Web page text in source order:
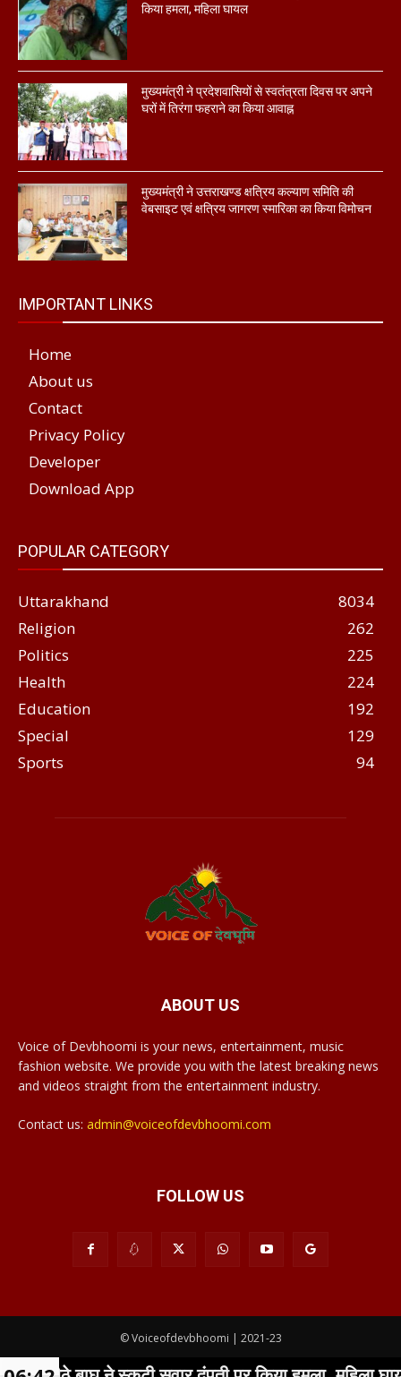
किया हमला, महिला घायल
मुख्यमंत्री ने प्रदेशवासियों से स्वतंत्रता दिवस पर अपने
घरों में तिरंगा फहराने का किया आवाह्न
मुख्यमंत्री ने उत्तराखण्ड क्षत्रिय कल्याण समिति की
वेबसाइट एवं क्षत्रिय जागरण स्मारिका का किया विमोचन
IMPORTANT LINKS
Home
About us
Contact
Privacy Policy
Developer
Download App
POPULAR CATEGORY
Uttarakhand
8034
Religion
262
Politics
225
Health
224
Education
192
Special
129
Sports
94
ABOUT US
Voice of Devbhoomi is your news, entertainment, music
fashion website. We provide you with the latest breaking news
and videos straight from the entertainment industry.
Contact us: admin@voiceofdevbhoomi.com
FOLLOW US
© Voiceofdevbhoomi | 2021-23
Download App Submit Post